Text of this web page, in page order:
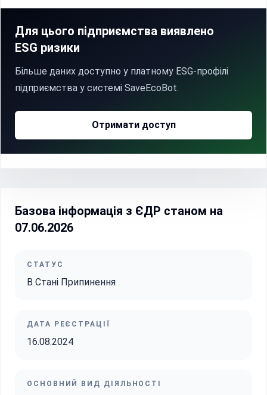
Для цього підприємства виявлено
ESG ризики
Більше даних доступно у платному ESG-профілі
підприємства у системі SaveEcoBot.
Отримати доступ
Базова інформація з ЄДР станом на
07.06.2026
СТАТУС
В Стані Припинення
ДАТА РЕЄСТРАЦІЇ
16.08.2024
ОСНОВНИЙ ВИД ДІЯЛЬНОСТІ